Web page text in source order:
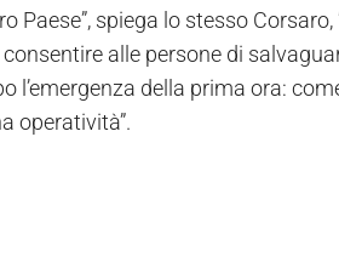
Paese”, spiega lo stesso
alle persone di
della prima ora:
operatività”.